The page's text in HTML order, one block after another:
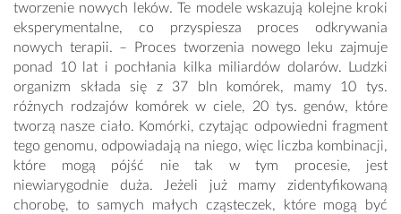
tworzenie nowych leków. Te modele wskazują kolejne kroki
eksperymentalne, co przyspiesza proces odkrywania
nowych terapii. – Proces tworzenia nowego leku zajmuje
ponad 10 lat i pochłania kilka miliardów dolarów. Ludzki
organizm składa się z 37 bln komórek, mamy 10 tys.
różnych rodzajów komórek w ciele, 20 tys. genów, które
tworzą nasze ciało. Komórki, czytając odpowiedni fragment
tego genomu, odpowiadają na niego, więc liczba kombinacji,
które mogą pójść nie tak w tym procesie, jest
niewiarygodnie duża. Jeżeli już mamy zidentyfikowaną
chorobę, to samych małych cząsteczek, które mogą być